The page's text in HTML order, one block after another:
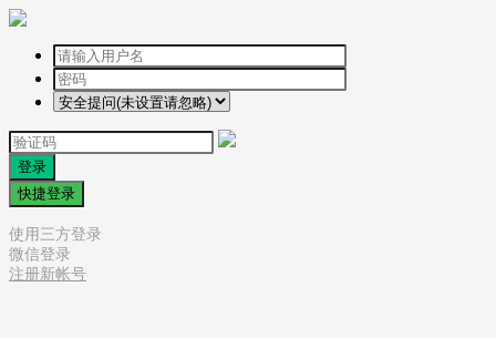
登录
快捷登录
使用三方登录
微信登录
注册新帐号